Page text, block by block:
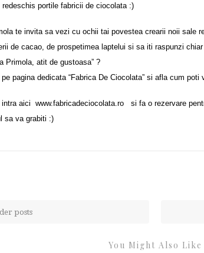
redeschis portile fabricii de ciocolata :)
te invita sa vezi cu ochii tai povestea crearii noii sale
de cacao, de prospetimea laptelui si sa iti raspunzi
Primola, atit de gustoasa” ?
pe pagina dedicata “Fabrica De Ciocolata” si afla cum
intra aici www.fabricadeciocolata.ro si fa o rezervare
sa va grabiti :)
posts
You Might Also Like